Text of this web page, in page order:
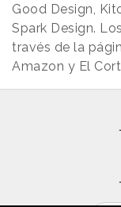
Good Design,
Spark Design.
través de la
Amazon y El